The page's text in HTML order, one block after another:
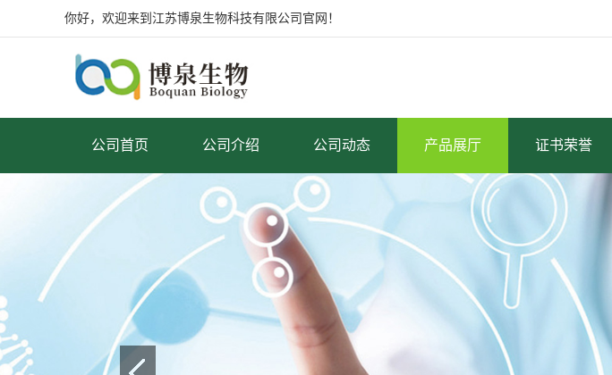
你好，欢迎来到江苏博泉生物科技有限公司官网！
公司首页 公司介绍 公司动态 产品展厅 证书荣誉